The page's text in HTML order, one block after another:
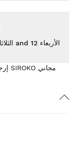
إرجاع المنتجات مع استرداد الأموال إلى محفظة SIROKO مجاني